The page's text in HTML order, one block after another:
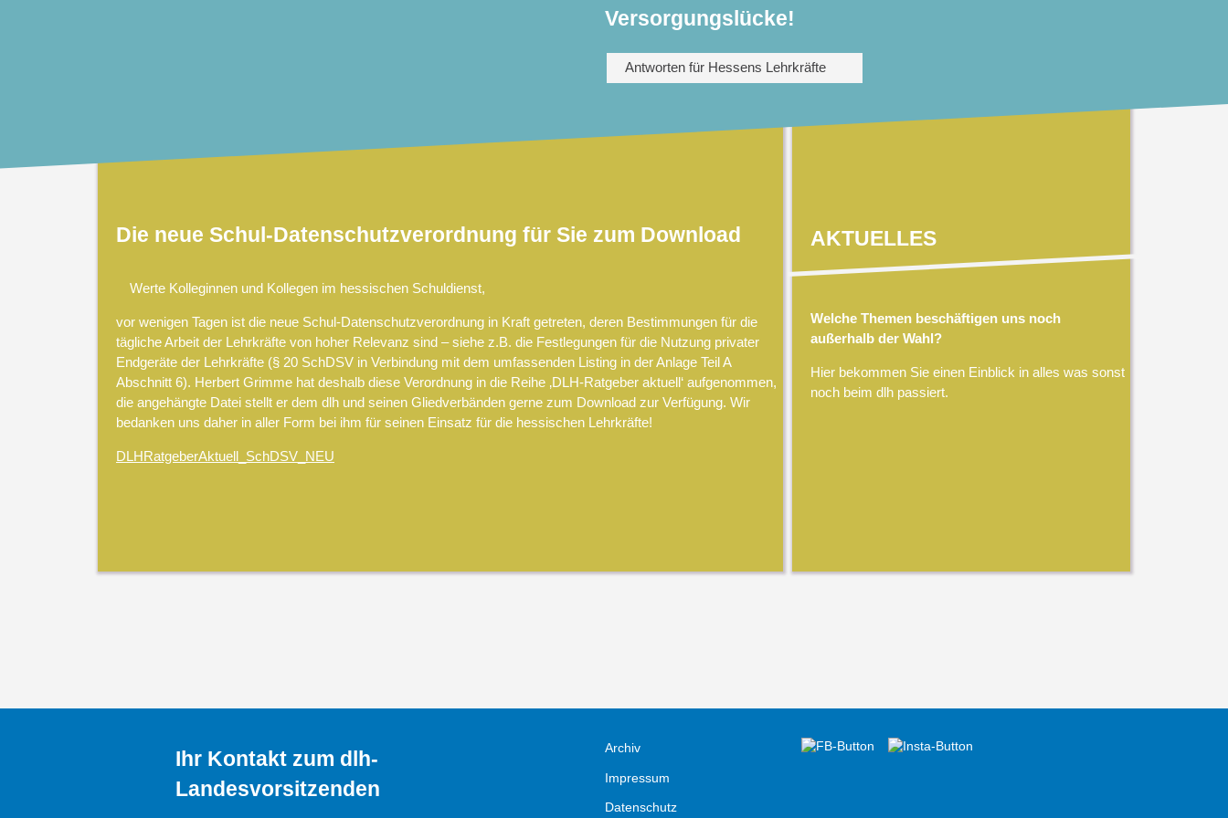
Versorgungslücke!
Antworten für Hessens Lehrkräfte
Die neue Schul-Datenschutzverordnung für Sie zum Download
Werte Kolleginnen und Kollegen im hessischen Schuldienst,
vor wenigen Tagen ist die neue Schul-Datenschutzverordnung in Kraft getreten, deren Bestimmungen für die
tägliche Arbeit der Lehrkräfte von hoher Relevanz sind – siehe z.B. die Festlegungen für die Nutzung privater
Endgeräte der Lehrkräfte (§ 20 SchDSV in Verbindung mit dem umfassenden Listing in der Anlage Teil A
Abschnitt 6). Herbert Grimme hat deshalb diese Verordnung in die Reihe ‚DLH-Ratgeber aktuell‘ aufgenommen,
die angehängte Datei stellt er dem dlh und seinen Gliedverbänden gerne zum Download zur Verfügung. Wir
bedanken uns daher in aller Form bei ihm für seinen Einsatz für die hessischen Lehrkräfte!
DLHRatgeberAktuell_SchDSV_NEU
AKTUELLES
Welche Themen beschäftigen uns noch
außerhalb der Wahl?
Hier bekommen Sie einen Einblick in alles was sonst
noch beim dlh passiert.
Ihr Kontakt zum dlh-
Landesvorsitzenden
Archiv
Impressum
Datenschutz